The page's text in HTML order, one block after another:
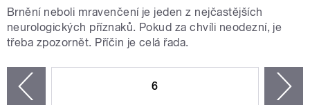
Brnění neboli mravenčení je jeden z nejčastějších
neurologických příznaků. Pokud za chvíli neodezní, je
třeba zpozornět. Příčin je celá řada.
6